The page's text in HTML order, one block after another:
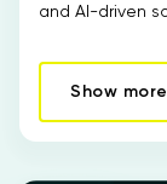
and AI-driven
Show more